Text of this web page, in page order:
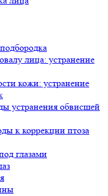
лица: устранение
кожи: устранение
устранения обвисшей
к коррекции птоза
глазами